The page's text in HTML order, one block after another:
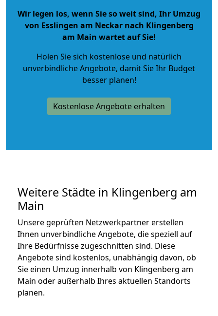
Wir legen los, wenn Sie so weit sind, Ihr Umzug
von Esslingen am Neckar nach Klingenberg
am Main wartet auf Sie!
Holen Sie sich kostenlose und natürlich
unverbindliche Angebote, damit Sie Ihr Budget
besser planen!
Kostenlose Angebote erhalten
Weitere Städte in Klingenberg am
Main
Unsere geprüften Netzwerkpartner erstellen
Ihnen unverbindliche Angebote, die speziell auf
Ihre Bedürfnisse zugeschnitten sind. Diese
Angebote sind kostenlos, unabhängig davon, ob
Sie einen Umzug innerhalb von Klingenberg am
Main oder außerhalb Ihres aktuellen Standorts
planen.